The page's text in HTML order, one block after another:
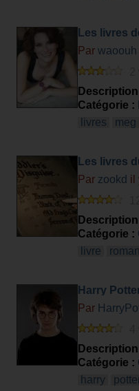
Les livres
Par waoouh
Catégorie :
livres
meg
Les livres
Par zookd il
heureux. A
nous
Catégorie :
livre
roman
Harry
Par
Catégorie :
harry